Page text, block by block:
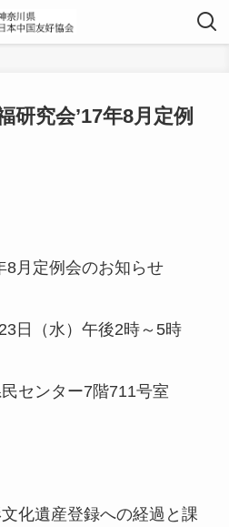
研究会’17年8月定例
8月定例会のお知らせ
（水）午後2時～5時
ンター7階711号室
化遺産登録への経過と課